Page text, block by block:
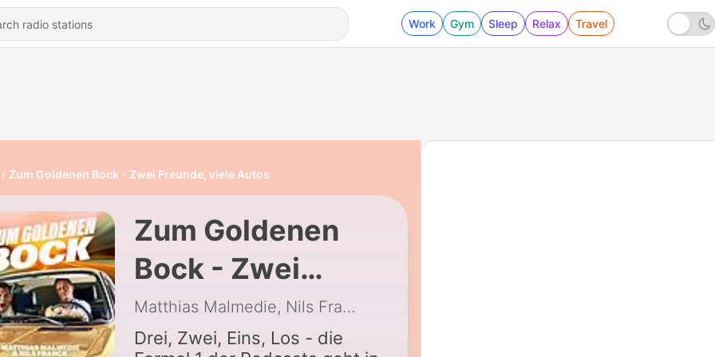
Work Gym Sleep Relax Travel
Zum Goldenen Bock - Zwei Freunde, viele Autos
Zum Goldenen
Bock - Zwei
Freunde, viele
Autos
Matthias Malmedie, Nils Franck
Drei, Zwei, Eins, Los - die